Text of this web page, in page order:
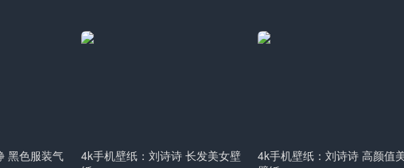
黑色服装气
4k手机壁纸：刘诗诗 长发美女壁
4k手机壁纸：刘诗诗 高颜值